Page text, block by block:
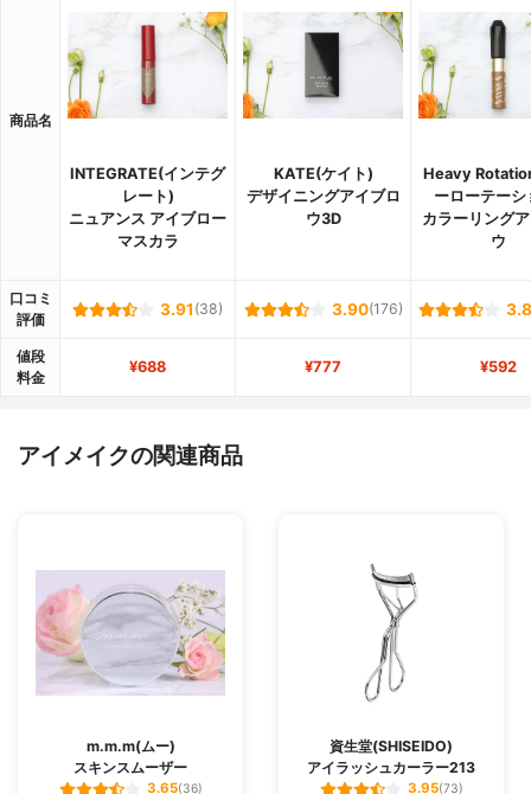
商品名
INTEGRATE(インテグ
レート)
ニュアンス アイブロー
マスカラ
KATE(ケイト)
デザイニングアイブロ
ウ3D
Heavy
ーローテーシ
カラーリング
ウ
口コミ
評価
3.91 (38) 3.90(176)
値段
料金
¥688 ¥777 ¥592
アイメイクの関連商品
m.m.m(ムー)
スキンスムーザー
3.65(36)
資生堂(SHISEIDO)
アイラッシュカーラー213
3.95(73)